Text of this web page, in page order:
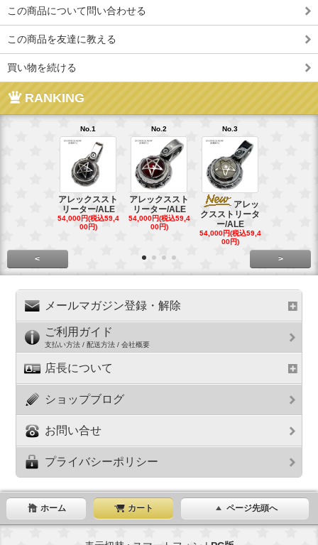
この商品について問い合わせる
この商品を友達に教える
買い物を続ける
RANKING
No.1
アレックススト
リーター/ALE
54,000円(税込59,4
00円)
No.2
アレックススト
リーター/ALE
54,000円(税込59,4
00円)
No.3
アレッ
クスストリータ
ー/ALE
54,000円(税込59,4
00円)
< >
メールマガジン登録・解除
ご利用ガイド
支払い方法 / 配送方法 / 会社概要
店長について
ショップブログ
お問い合せ
プライバシーポリシー
ホーム カート ページ先頭へ